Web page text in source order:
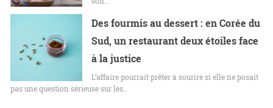
Des fourmis au dessert : en Corée du
Sud, un restaurant deux étoiles face
à la justice
L’affaire pourrait prêter à sourire si elle ne posait
pas une question sérieuse sur les…